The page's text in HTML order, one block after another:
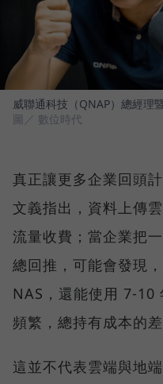
威聯通科技（QNAP）總經理
圖／ 數位時代
真正讓更多企業回頭
文義指出，資料上傳
流量收費；當企業把
總回推，可能會發現
NAS，還能使用 7-10
頻繁，總持有成本的
這並不代表雲端與地